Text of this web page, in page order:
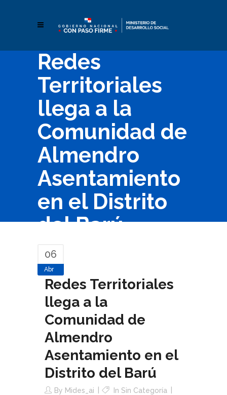
Redes
Territoriales
llega a la
Comunidad de
Almendro
Asentamiento
en el Distrito
del Barú
06
Abr
Redes Territoriales
llega a la
Comunidad de
Almendro
Asentamiento en el
Distrito del Barú
By Mides_ai
In Sin Categoría